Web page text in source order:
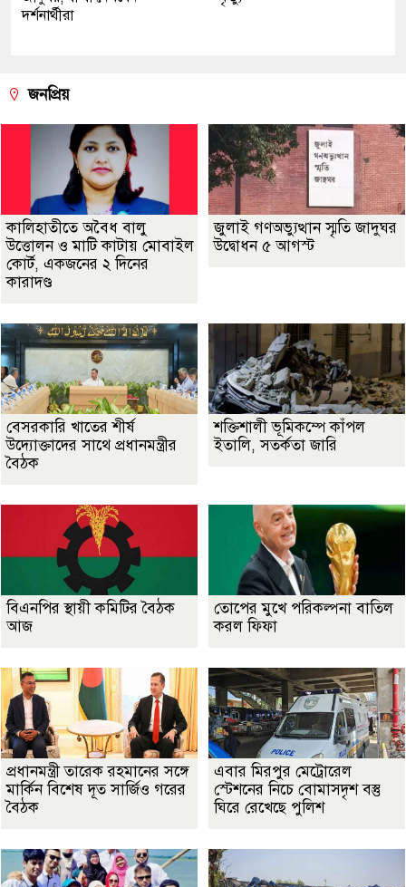
দর্শনার্থীরা
জনপ্রিয়
কালিহাতীতে অবৈধ বালু
উত্তোলন ও মাটি কাটায় মোবাইল
কোর্ট, একজনের ২ দিনের
কারাদণ্ড
জুলাই গণঅভ্যুত্থান স্মৃতি জাদুঘর
উদ্বোধন ৫ আগস্ট
বেসরকারি খাতের শীর্ষ
উদ্যোক্তাদের সাথে প্রধানমন্ত্রীর
বৈঠক
শক্তিশালী ভূমিকম্পে কাঁপল
ইতালি, সতর্কতা জারি
বিএনপির স্থায়ী কমিটির বৈঠক
আজ
তোপের মুখে পরিকল্পনা বাতিল
করল ফিফা
প্রধানমন্ত্রী তারেক রহমানের সঙ্গে
মার্কিন বিশেষ দূত সার্জিও গরের
বৈঠক
এবার মিরপুর মেট্রোরেল
স্টেশনের নিচে বোমাসদৃশ বস্তু
ঘিরে রেখেছে পুলিশ